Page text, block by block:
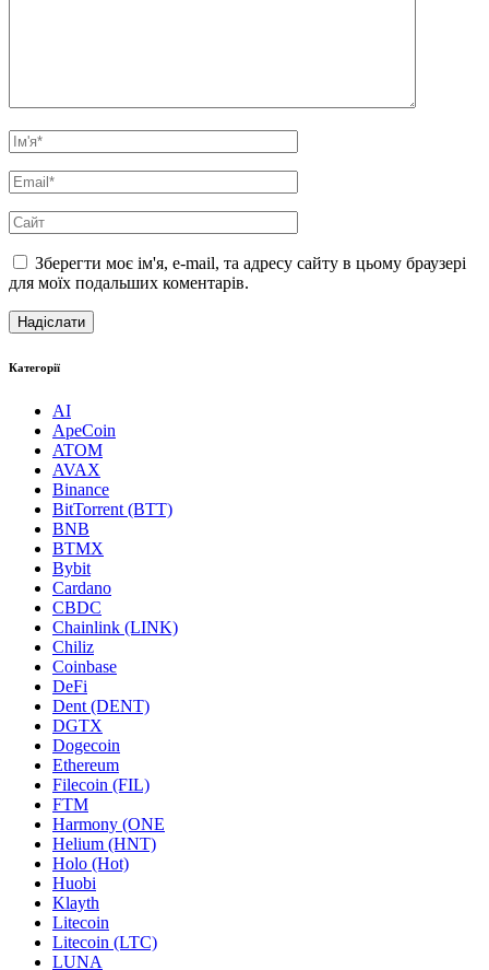
Зберегти моє ім'я, e-mail, та адресу сайту в цьому браузері
для моїх подальших коментарів.
Категорії
AI
ApeCoin
ATOM
AVAX
Binance
BitTorrent (BTT)
BNB
BTMX
Bybit
Cardano
CBDC
Chainlink (LINK)
Chiliz
Coinbase
DeFi
Dent (DENT)
DGTX
Dogecoin
Ethereum
Filecoin (FIL)
FTM
Harmony (ONE
Helium (HNT)
Holo (Hot)
Huobi
Klayth
Litecoin
Litecoin (LTC)
LUNA